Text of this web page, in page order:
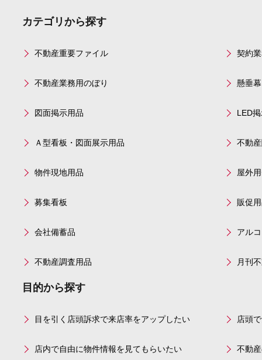
カテゴリから探す
不動産重要ファイル 契約
不動産業務用のぼり 懸垂
図面掲示用品 LED
Ａ型看板・図面展示用品 不動
物件現地用品 屋外
募集看板 販促
会社備蓄品 アル
不動産調査用品 月刊
目的から探す
目を引く店頭訴求で来店率をアップしたい 店頭
店内で自由に物件情報を見てもらいたい 不動